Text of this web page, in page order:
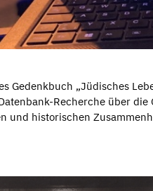
Gedenkbuch „Jüdisches
Recherche über
und historischen